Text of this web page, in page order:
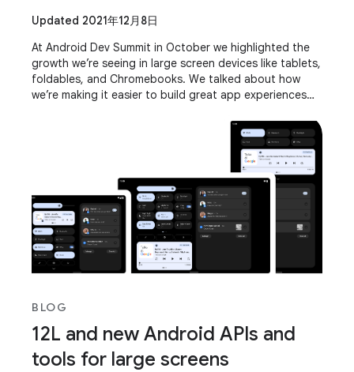
Updated 2021年12月8日
At Android Dev Summit in October we highlighted the
growth we’re seeing in large screen devices like tablets,
foldables, and Chromebooks. We talked about how
we’re making it easier to build great app experiences
BLOG
12L and new Android APIs and
tools for large screens